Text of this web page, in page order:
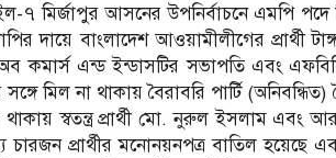
৭ মির্জাপুর আসনের উপনির্বাচনে এমপি পদে
দায়ে বাংলাদেশ আওয়ামীলীগের প্রার্থী
অব কমার্স এন্ড ইন্ডাসটির সভাপতি এবং
মিল না থাকায় বৈরাবরি পার্টি
থাকায় স্বতন্ত্র প্রার্থী মো. নুরুল ইসলাম
চারজন প্রার্থীর মনোনয়নপত্র বাতিল হয়েছে